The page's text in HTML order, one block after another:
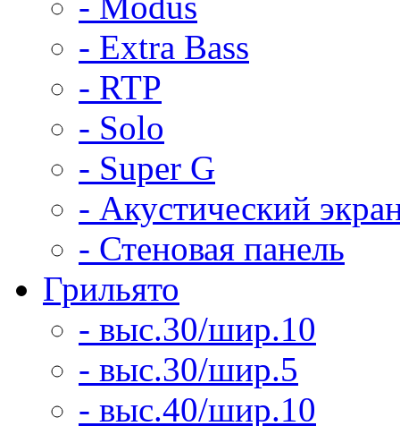
- Extra Bass
- RTP
- Solo
- Super G
- Акустический
- Стеновая панель
Грильято
- выс.30/шир.10
- выс.30/шир.5
- выс.40/шир.10